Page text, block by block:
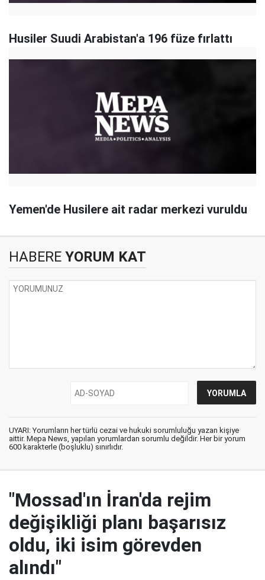
Husiler Suudi Arabistan'a 196 füze fırlattı
Yemen'de Husilere ait radar merkezi vuruldu
HABERE YORUM KAT
UYARI: Yorumların her türlü cezai ve hukuki sorumluluğu yazan kişiye
aittir. Mepa News, yapılan yorumlardan sorumlu değildir. Her bir yorum
600 karakterle (boşluklu) sınırlıdır.
"Mossad'ın İran'da rejim
değişikliği planı başarısız
oldu, iki isim görevden
alındı"